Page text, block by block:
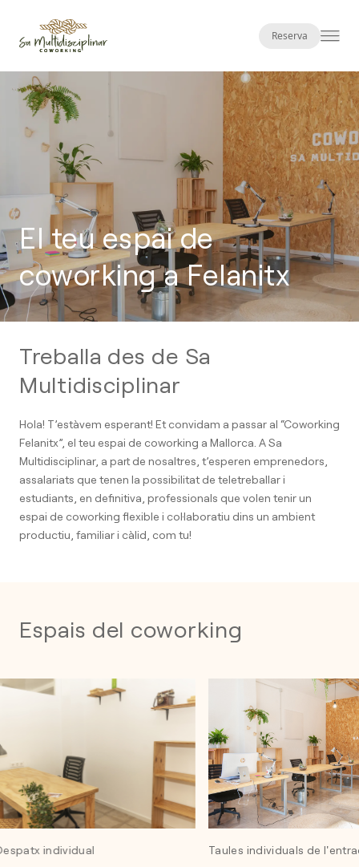
Reserva
El teu espai de
coworking a Felanitx
Treballa des de Sa
Multidisciplinar
Hola! T’estàvem esperant! Et convidam a passar al “Coworking
Felanitx”, el teu espai de coworking a Mallorca. A Sa
Multidisciplinar, a part de nosaltres, t’esperen emprenedors,
assalariats que tenen la possibilitat de teletreballar i
estudiants, en definitiva, professionals que volen tenir un
espai de coworking flexible i col·laboratiu dins un ambient
productiu, familiar i càlid, com tu!
Espais del coworking
Despatx individual Taules individuals de